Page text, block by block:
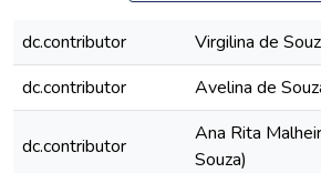
dc.contributor
Virgilina de
dc.contributor
Avelina de
dc.contributor
Ana Rita
Souza)